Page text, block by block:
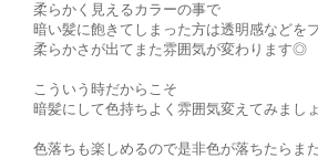
柔らかく見えるカラーの事で
暗い髪に飽きてしまった方は透明感などを
柔らかさが出てまた雰囲気が変わります◎
こういう時だからこそ
暗髪にして色持ちよく雰囲気変えてみまし
色落ちも楽しめるので是非色が落ちたらま